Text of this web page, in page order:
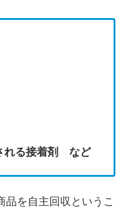
れる接着剤 など
品を自主回収というこ